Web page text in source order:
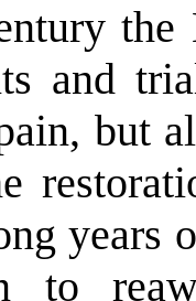
the
and
but
years
to